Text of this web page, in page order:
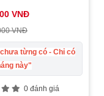
tháng
VNĐ
VNĐ
từng có - Chỉ có
này"
0 đánh giá